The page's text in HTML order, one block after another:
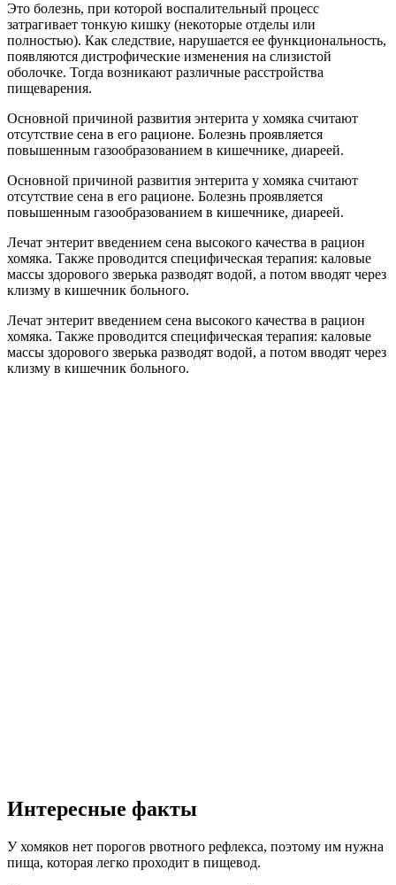
Это болезнь, при которой воспалительный процесс
затрагивает тонкую кишку (некоторые отделы или
полностью). Как следствие, нарушается ее функциональность,
появляются дистрофические изменения на слизистой
оболочке. Тогда возникают различные расстройства
пищеварения.
Основной причиной развития энтерита у хомяка считают
отсутствие сена в его рационе. Болезнь проявляется
повышенным газообразованием в кишечнике, диареей.
Основной причиной развития энтерита у хомяка считают
отсутствие сена в его рационе. Болезнь проявляется
повышенным газообразованием в кишечнике, диареей.
Лечат энтерит введением сена высокого качества в рацион
хомяка. Также проводится специфическая терапия: каловые
массы здорового зверька разводят водой, а потом вводят через
клизму в кишечник больного.
Лечат энтерит введением сена высокого качества в рацион
хомяка. Также проводится специфическая терапия: каловые
массы здорового зверька разводят водой, а потом вводят через
клизму в кишечник больного.
Интересные факты
У хомяков нет порогов рвотного рефлекса, поэтому им нужна
пища, которая легко проходит в пищевод.